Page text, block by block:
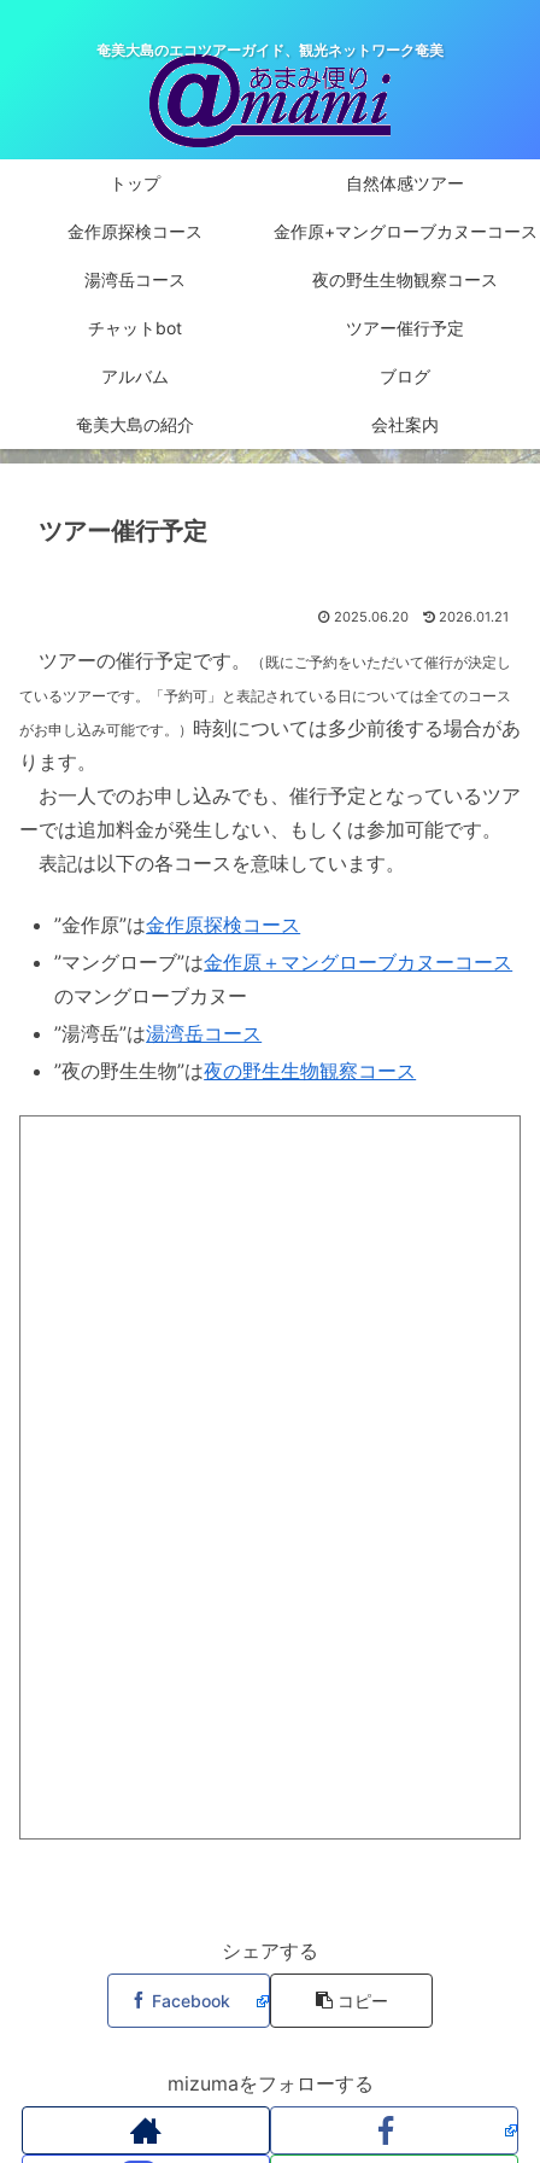
奄美大島のエコツアーガイド、観光ネットワーク奄美
トップ 自然体感ツアー
金作原探検コース 金作原+マングローブカヌーコース
湯湾岳コース 夜の野生生物観察コース
チャットbot ツアー催行予定
アルバム ブログ
奄美大島の紹介 会社案内
ツアー催行予定
2025.06.20 2026.01.21
ツアーの催行予定です。
（既にご予約をいただいて催行が決定し
ているツアーです。「予約可」と表記されている日については全てのコース
がお申し込み可能です。） 時刻については多少前後する場合があ
ります。
お一人でのお申し込みでも、催行予定となっているツア
ーでは追加料金が発生しない、もしくは参加可能です。
表記は以下の各コースを意味しています。
”金作原”は金作原探検コース
”マングローブ”は金作原＋マングローブカヌーコース
のマングローブカヌー
”湯湾岳”は湯湾岳コース
”夜の野生生物”は夜の野生生物観察コース
シェアする
Facebook コピー
mizumaをフォローする